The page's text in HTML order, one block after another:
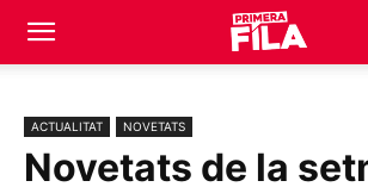
ACTUALITAT NOVETATS
Novetats de la